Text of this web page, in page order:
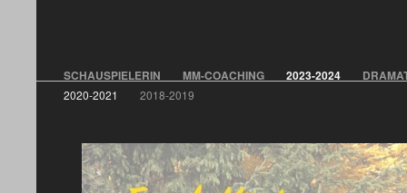
SCHAUSPIELERIN MM-COACHING 2023-2024
2020-2021 2018-2019